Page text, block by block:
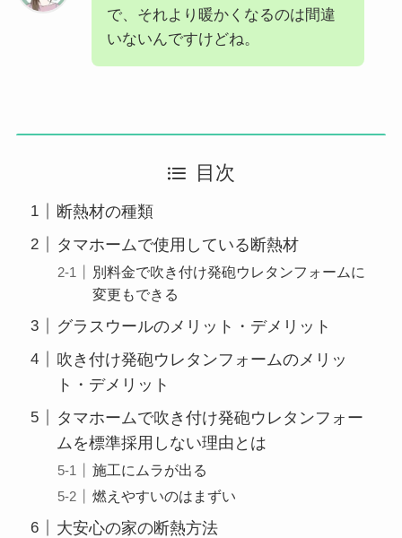
で、それより暖かくなるのは間違
いないんですけどね。
目次
断熱材の種類
タマホームで使用している断熱材
別料金で吹き付け発砲ウレタンフォームに
変更もできる
グラスウールのメリット・デメリット
吹き付け発砲ウレタンフォームのメリッ
ト・デメリット
タマホームで吹き付け発砲ウレタンフォー
ムを標準採用しない理由とは
施工にムラが出る
燃えやすいのはまずい
大安心の家の断熱方法